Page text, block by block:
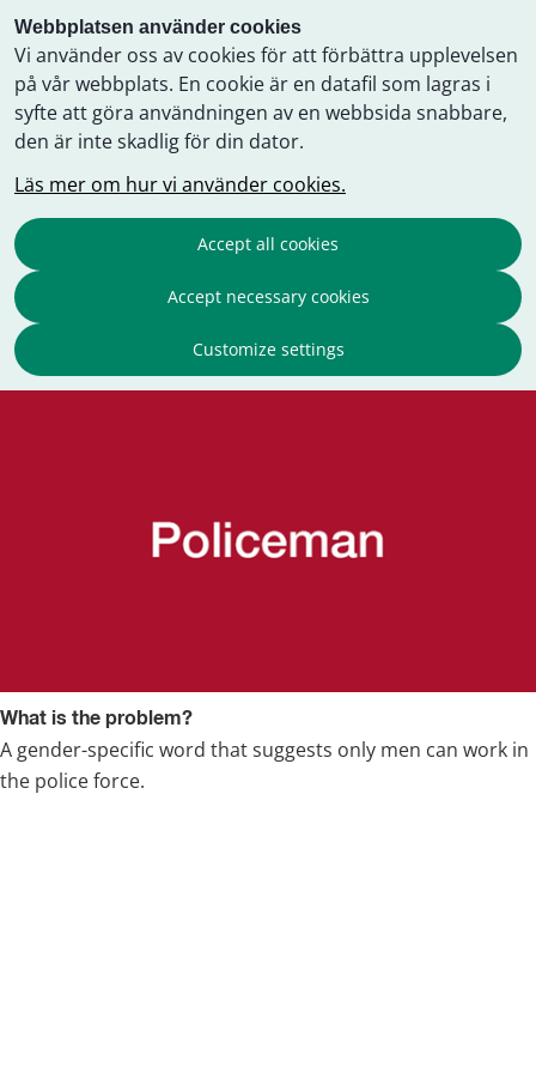
Webbplatsen använder cookies
Vi använder oss av cookies för att förbättra upplevelsen
på vår webbplats. En cookie är en datafil som lagras i
syfte att göra användningen av en webbsida snabbare,
den är inte skadlig för din dator.
Läs mer om hur vi använder cookies.
Accept all cookies
Accept necessary cookies
Customize settings
What is the problem?
A gender-specific word that suggests only men can work in
the police force.